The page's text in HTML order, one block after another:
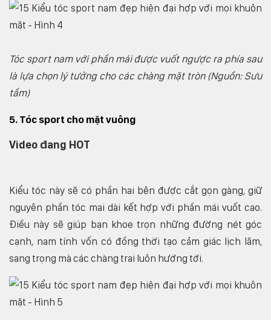
Tóc sport nam với phần mái được vuốt ngược ra phía sau
là lựa chọn lý tưởng cho các chàng mặt tròn (Nguồn: Sưu
tầm)
5. Tóc sport cho mặt vuông
Video đang HOT
Kiểu tóc này sẽ có phần hai bên được cắt gọn gàng, giữ
nguyên phần tóc mai dài kết hợp với phần mái vuốt cao.
Điều này sẽ giúp bạn khoe trọn những đường nét góc
cạnh, nam tính vốn có đồng thời tạo cảm giác lịch lãm,
sang trọng mà các chàng trai luôn hướng tới.